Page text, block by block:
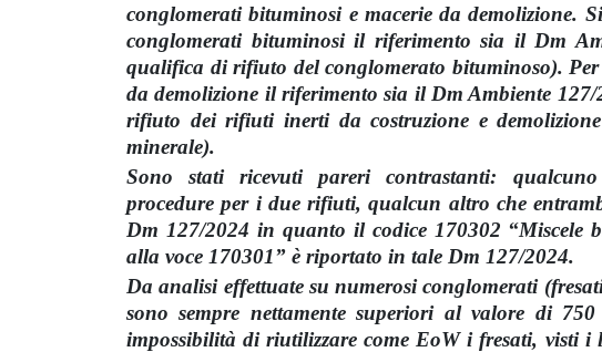
conglomerati bituminosi e macerie da demolizione.
conglomerati bituminosi il riferimento sia il Dm
qualifica di rifiuto del conglomerato bituminoso).
da demolizione il riferimento sia il Dm Ambiente
rifiuto dei rifiuti inerti da costruzione e
minerale).
Sono stati ricevuti pareri contrastanti:
procedure per i due rifiuti, qualcun altro che
Dm 127/2024 in quanto il codice 170302 “Miscele
alla voce 170301” è riportato in tale Dm 127/2024.
Da analisi effettuate su numerosi conglomerati
sono sempre nettamente superiori al valore di 750
impossibilità di riutilizzare come EoW i fresati, visti